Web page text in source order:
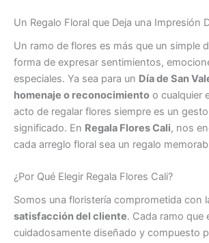
Un Regalo Floral que Deja una Impresión
Un ramo de flores es más que un simple
forma de expresar sentimientos,
especiales. Ya sea para un Día de San
homenaje o reconocimiento o cualquier
acto de regalar flores siempre es un
significado. En Regala Flores Cali, nos
cada arreglo floral sea un regalo
¿Por Qué Elegir Regala Flores Cali?
Somos una floristería comprometida con
satisfacción del cliente. Cada ramo que
cuidadosamente diseñado y compuesto